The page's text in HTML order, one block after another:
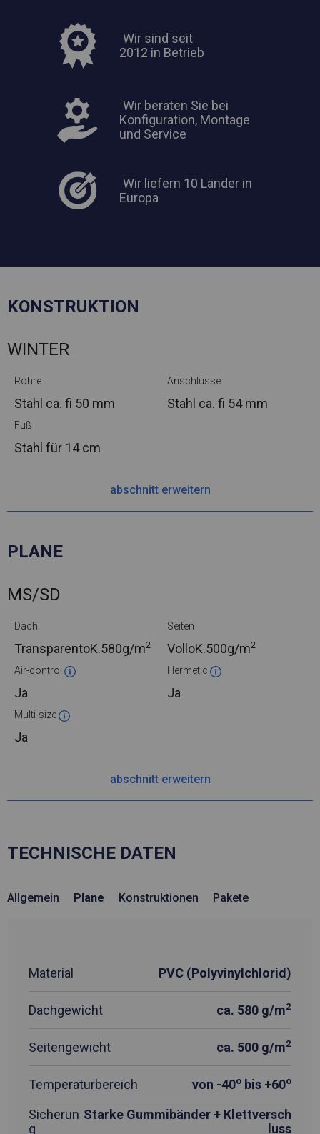
Wir sind seit
2012 in Betrieb
Wir beraten Sie bei
Konfiguration, Montage
und Service
Wir liefern 10 Länder in
Europa
KONSTRUKTION
WINTER
Rohre
Stahl ca. fi 50 mm
Anschlüsse
Stahl ca. fi 54 mm
Fuß
Stahl für 14 cm
abschnitt erweitern
PLANE
MS/SD
Dach
TransparentoK.580g/m2
Seiten
VolloK.500g/m2
Air-control
Ja
Hermetic
Ja
Multi-size
Ja
abschnitt erweitern
TECHNISCHE DATEN
Allgemein Plane Konstruktionen Pakete
Material PVC (Polyvinylchlorid)
Dachgewicht ca. 580 g/m2
Seitengewicht ca. 500 g/m2
Temperaturbereich von -40o bis +60o
Sicherun
g
Starke Gummibänder + Klettversch
luss